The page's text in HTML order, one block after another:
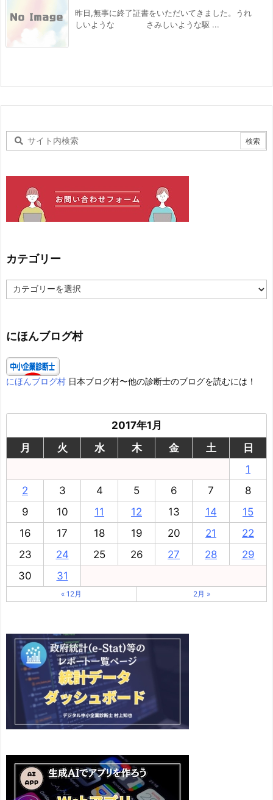
昨日,無事に終了証書をいただいてきました。うれ
しいような さみしいような駆 ...
カテゴリー
テ
ー
にほんブログ村
にほんブログ村 日本ブログ村〜他の診断士のブログを読むには！
2017年1月
月
火 水 木 金 土
日
1
2
3 4 5 6 7
8
9
10 11 12 13 14
15
16
17 18 19 20 21
22
23
24 25 26 27 28
29
30
31
« 12月 2月 »